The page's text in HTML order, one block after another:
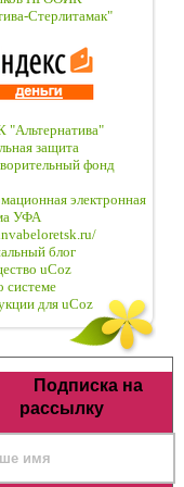
Стерлитамак"
защита
фонд
электронная
УФА
блог
uCoz
системе
для uCoz
Подписка на
рассылку